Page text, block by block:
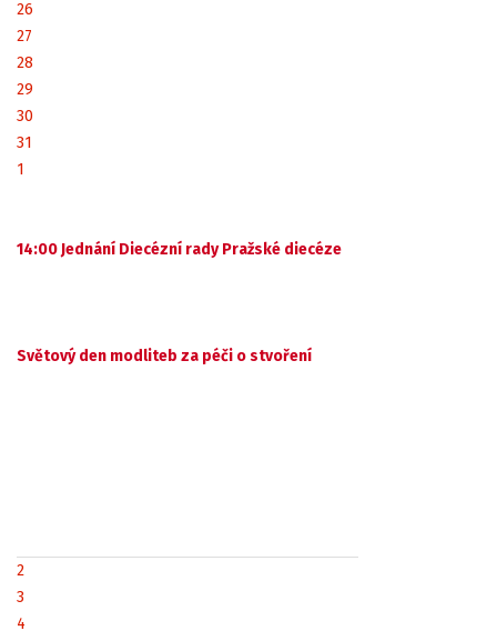
26
27
28
29
30
31
1
14:00 Jednání Diecézní rady Pražské diecéze
Světový den modliteb za péči o stvoření
2
3
4